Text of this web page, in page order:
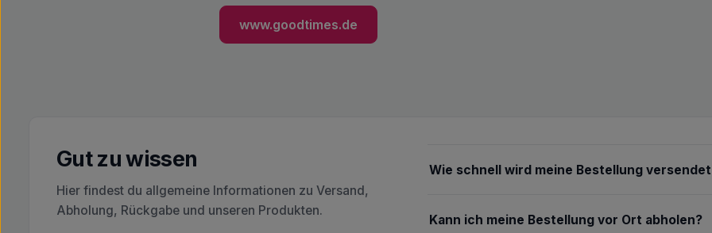
www.goodtimes.de
Gut zu wissen
Hier findest du allgemeine Informationen zu Versand,
Abholung, Rückgabe und unseren Produkten.
Wie schnell wird meine Bestellung
Kann ich meine Bestellung vor Ort abholen?